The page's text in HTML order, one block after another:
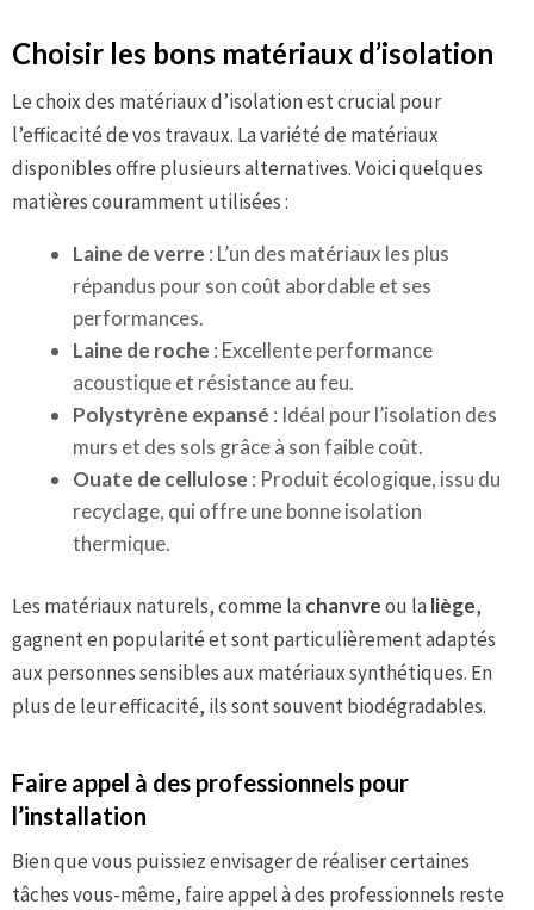
Choisir les bons matériaux d’isolation
Le choix des matériaux d’isolation est crucial pour
l’efficacité de vos travaux. La variété de matériaux
disponibles offre plusieurs alternatives. Voici quelques
matières couramment utilisées :
Laine de verre : L’un des matériaux les plus
répandus pour son coût abordable et ses
performances.
Laine de roche : Excellente performance
acoustique et résistance au feu.
Polystyrène expansé : Idéal pour l’isolation des
murs et des sols grâce à son faible coût.
Ouate de cellulose : Produit écologique, issu du
recyclage, qui offre une bonne isolation
thermique.
Les matériaux naturels, comme lachanvreou laliège,
gagnent en popularité et sont particulièrement adaptés
aux personnes sensibles aux matériaux synthétiques. En
plus de leur efficacité, ils sont souvent biodégradables.
Faire appel à des professionnels pour
l’installation
Bien que vous puissiez envisager de réaliser certaines
tâches vous-même, faire appel à des professionnels reste